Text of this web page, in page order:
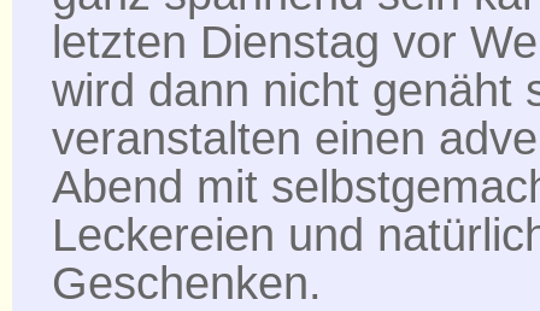
letzten Dienstag vor
wird dann nicht genäht
veranstalten einen
Abend mit
Leckereien und
Geschenken.